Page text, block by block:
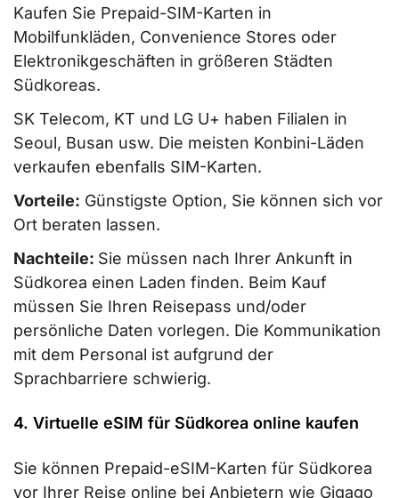
Kaufen Sie Prepaid-SIM-Karten in
Mobilfunkläden, Convenience Stores oder
Elektronikgeschäften in größeren Städten
Südkoreas.
SK Telecom, KT und LG U+ haben Filialen in
Seoul, Busan usw. Die meisten Konbini-Läden
verkaufen ebenfalls SIM-Karten.
Vorteile: Günstigste Option, Sie können sich vor
Ort beraten lassen.
Nachteile: Sie müssen nach Ihrer Ankunft in
Südkorea einen Laden finden. Beim Kauf
müssen Sie Ihren Reisepass und/oder
persönliche Daten vorlegen. Die Kommunikation
mit dem Personal ist aufgrund der
Sprachbarriere schwierig.
4. Virtuelle eSIM für Südkorea online kaufen
Sie können Prepaid-eSIM-Karten für Südkorea
vor Ihrer Reise online bei Anbietern wie Gigago